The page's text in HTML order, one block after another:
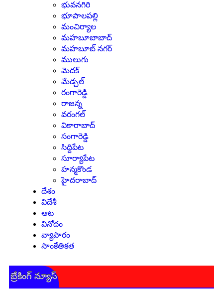
భువనగిరి
భూపాలపల్లి
మంచిర్యాల
మహబూబాబాద్
మహబూబ్ నగర్
ములుగు
మెదక్
మేడ్చల్
రంగారెడ్డి
రాజన్న
వరంగల్
వికారాబాద్
సంగారెడ్డి
సిద్దిపేట
సూర్యాపేట
హన్మకొండ
హైదరాబాద్
దేశం
విదేశీ
ఆట
వినోదం
వ్యాపారం
సాంకేతికత
బ్రేకింగ్ న్యూస్